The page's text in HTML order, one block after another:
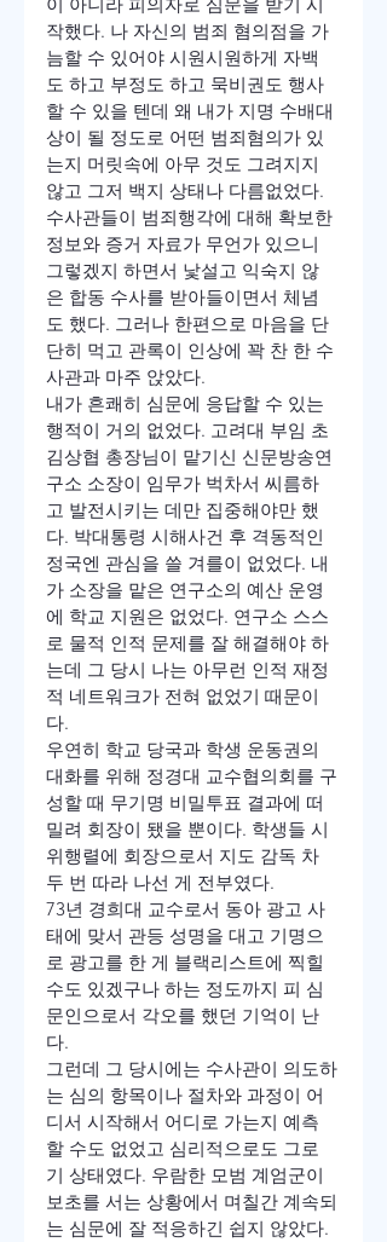
이 아니라 피의자로 심문을 받기 시
작했다. 나 자신의 범죄 혐의점을 가
늠할 수 있어야 시원시원하게 자백
도 하고 부정도 하고 묵비권도 행사
할 수 있을 텐데 왜 내가 지명 수배대
상이 될 정도로 어떤 범죄혐의가 있
는지 머릿속에 아무 것도 그려지지
않고 그저 백지 상태나 다름없었다.
수사관들이 범죄행각에 대해 확보한
정보와 증거 자료가 무언가 있으니
그렇겠지 하면서 낯설고 익숙지 않
은 합동 수사를 받아들이면서 체념
도 했다. 그러나 한편으로 마음을 단
단히 먹고 관록이 인상에 꽉 찬 한 수
사관과 마주 앉았다.
내가 흔쾌히 심문에 응답할 수 있는
행적이 거의 없었다. 고려대 부임 초
김상협 총장님이 맡기신 신문방송연
구소 소장이 임무가 벅차서 씨름하
고 발전시키는 데만 집중해야만 했
다. 박대통령 시해사건 후 격동적인
정국엔 관심을 쓸 겨를이 없었다. 내
가 소장을 맡은 연구소의 예산 운영
에 학교 지원은 없었다. 연구소 스스
로 물적 인적 문제를 잘 해결해야 하
는데 그 당시 나는 아무런 인적 재정
적 네트워크가 전혀 없었기 때문이
다.
우연히 학교 당국과 학생 운동권의
대화를 위해 정경대 교수협의회를 구
성할 때 무기명 비밀투표 결과에 떠
밀려 회장이 됐을 뿐이다. 학생들 시
위행렬에 회장으로서 지도 감독 차
두 번 따라 나선 게 전부였다.
73년 경희대 교수로서 동아 광고 사
태에 맞서 관등 성명을 대고 기명으
로 광고를 한 게 블랙리스트에 찍힐
수도 있겠구나 하는 정도까지 피 심
문인으로서 각오를 했던 기억이 난
다.
그런데 그 당시에는 수사관이 의도하
는 심의 항목이나 절차와 과정이 어
디서 시작해서 어디로 가는지 예측
할 수도 없었고 심리적으로도 그로
기 상태였다. 우람한 모범 계엄군이
보초를 서는 상황에서 며칠간 계속되
는 심문에 잘 적응하긴 쉽지 않았다.